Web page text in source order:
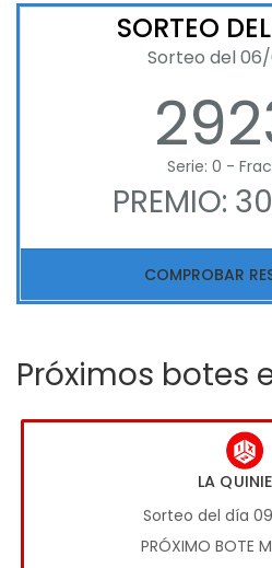
SORTEO
Sorteo del
Serie: 0 -
PREMIO:
COMPROBAR
Próximos botes
LA
Sorteo del día
PRÓXIMO BOTE